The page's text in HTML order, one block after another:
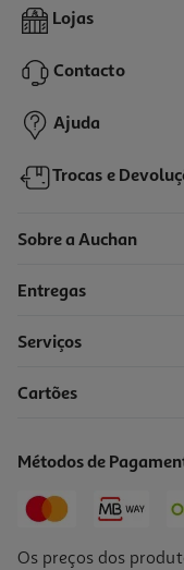
Tinteiro Original Hp 924
16,49 €
Lojas
Contacto
Ajuda
Trocas e
Sobre a Auchan
Entregas
Serviços
Cartões
Métodos de
Os preços dos